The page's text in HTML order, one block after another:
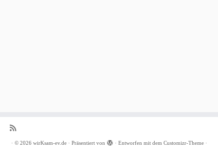
· © 2026 wirKsam-ev.de· Präsentiert von · Entworfen mit dem Customizr-Theme·